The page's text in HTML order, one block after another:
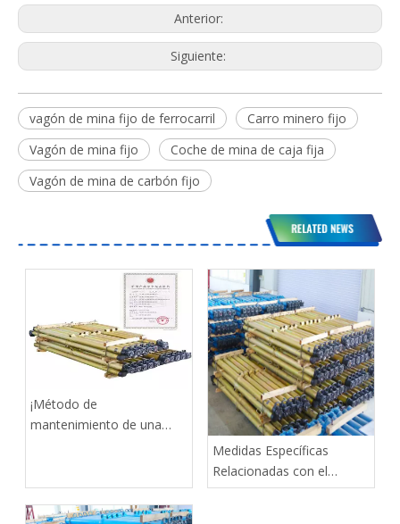
Anterior:
Siguiente:
vagón de mina fijo de ferrocarril
Carro minero fijo
Vagón de mina fijo
Coche de mina de caja fija
Vagón de mina de carbón fijo
¡Método de
mantenimiento de una
Medidas Específicas
Relacionadas con el
Mantenimiento del Puntal